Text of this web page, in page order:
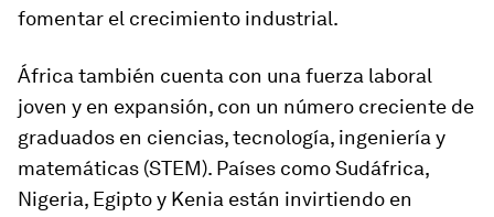
fomentar el crecimiento industrial.
África también cuenta con una fuerza laboral
joven y en expansión, con un número creciente de
graduados en ciencias, tecnología, ingeniería y
matemáticas (STEM). Países como Sudáfrica,
Nigeria, Egipto y Kenia están invirtiendo en